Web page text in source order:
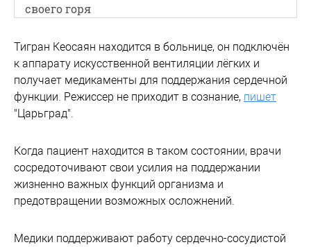
своего горя
Тигран Кеосаян находится в больнице, он подключён
к аппарату искусственной вентиляции лёгких и
получает медикаменты для поддержания сердечной
функции. Режиссер не приходит в сознание, пишет
"Царьград".
Когда пациент находится в таком состоянии, врачи
сосредоточивают свои усилия на поддержании
жизненно важных функций организма и
предотвращении возможных осложнений.
Медики поддерживают работу сердечно-сосудистой